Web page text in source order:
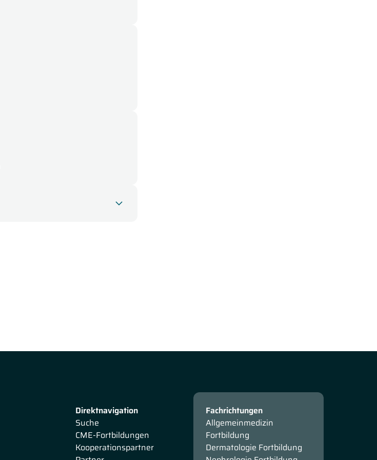
Direktnavigation
Suche
CME-Fortbildungen
Kooperationspartner
Fachrichtungen
Allgemeinmedizin
Fortbildung
Dermatologie Fortbildung